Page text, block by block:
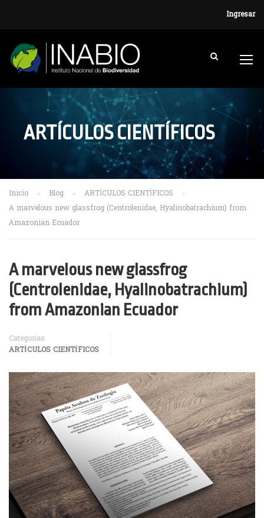
Ingresar
ARTÍCULOS CIENTÍFICOS
Inicio Blog
ARTÍCULOS CIENTÍFICOS
A marvelous new glassfrog (Centrolenidae, Hyalinobatrachium) from
Amazonian Ecuador
A marvelous new glassfrog
(Centrolenidae, Hyalinobatrachium)
from Amazonian Ecuador
Categorías
ARTÍCULOS CIENTÍFICOS